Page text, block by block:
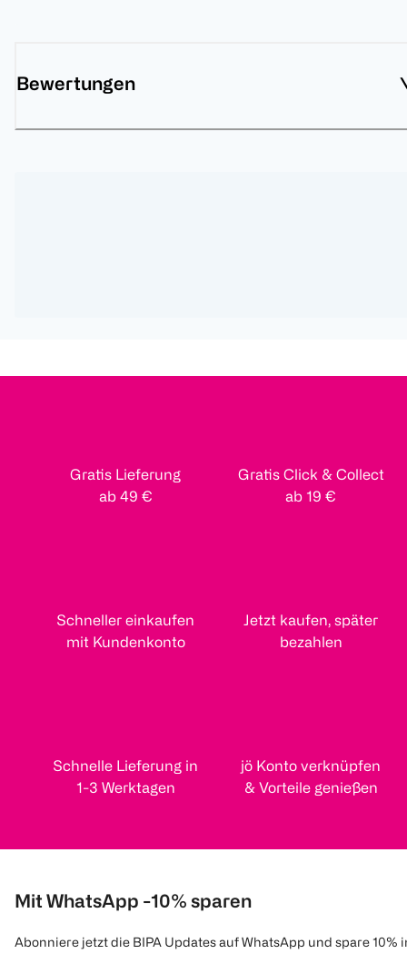
Bewertungen
Gratis Lieferung
ab 49 €
Gratis Click & Collect
ab 19 €
Schneller einkaufen
mit Kundenkonto
Jetzt kaufen, später
bezahlen
Schnelle Lieferung in
1-3 Werktagen
jö Konto verknüpfen
& Vorteile genießen
Mit WhatsApp -10% sparen
Abonniere jetzt die BIPA Updates auf WhatsApp und spare 10%